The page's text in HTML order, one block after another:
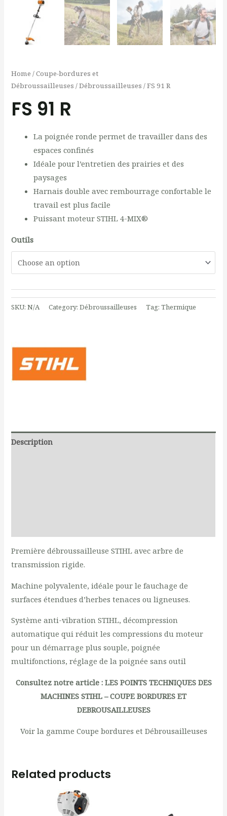
Home /Coupe-bordures et
Débroussailleuses /Débroussailleuses / FS 91 R
FS 91 R
La poignée ronde permet de travailler dans des
espaces confinés
Idéale pour l’entretien des prairies et des
paysages
Harnais double avec rembourrage confortable le
travail est plus facile
Puissant moteur STIHL 4-MIX®
Outils
SKU:N/A Category:Débroussailleuses Tag:Thermique
Description
Première débroussailleuse STIHL avec arbre de
transmission rigide.
Machine polyvalente, idéale pour le fauchage de
surfaces étendues d’herbes tenaces ou ligneuses.
Système anti-vibration STIHL, décompression
automatique qui réduit les compressions du moteur
pour un démarrage plus souple, poignée
multifonctions, réglage de la poignée sans outil
Consultez notre article : LES POINTS TECHNIQUES DES
MACHINES STIHL – COUPE BORDURES ET
DEBROUSAILLEUSES
Voir la gamme Coupe bordures et Débrousailleuses
Related products